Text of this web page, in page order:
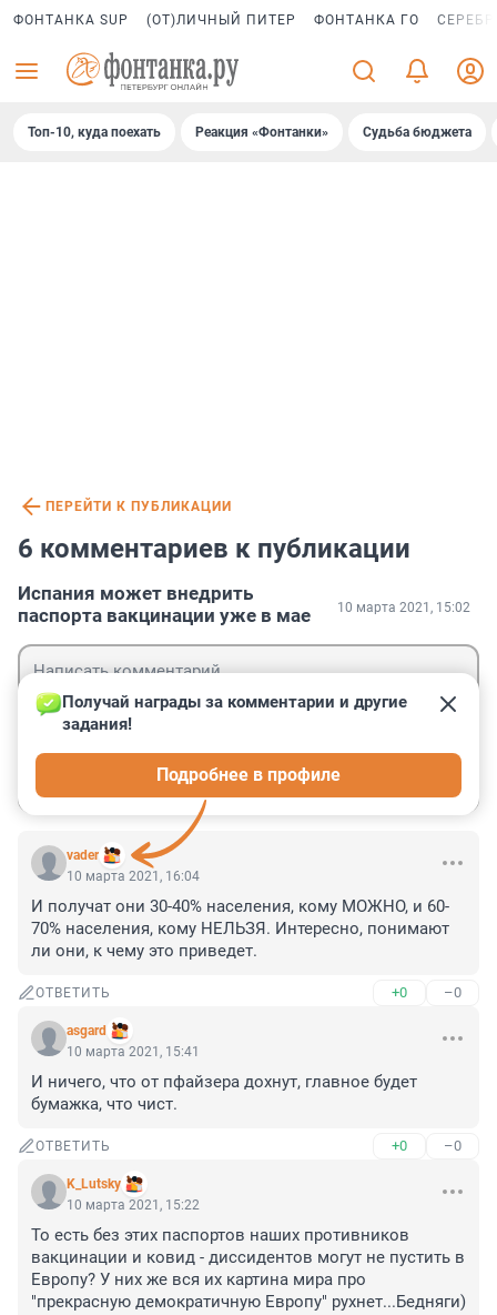
ФОНТАНКА SUP (ОТ)ЛИЧНЫЙ ПИТЕР ФОНТАНКА ГО
Топ-10, куда поехать Реакция «Фонтанки» Судьба бюджета
ПЕРЕЙТИ К ПУБЛИКАЦИИ
6 комментариев к публикации
Испания может внедрить
паспорта вакцинации уже в мае
10 марта 2021, 15:02
vader
Получай награды за комментарии и другие
задания!
Подробнее в профиле
10 марта 2021, 16:04
И получат они 30-40% населения, кому МОЖНО, и 60-
70% населения, кому НЕЛЬЗЯ. Интересно, понимают
ли они, к чему это приведет.
ОТВЕТИТЬ +0 –0
asgard
10 марта 2021, 15:41
И ничего, что от пфайзера дохнут, главное будет
бумажка, что чист.
ОТВЕТИТЬ +0 –0
K_Lutsky
10 марта 2021, 15:22
То есть без этих паспортов наших противников
вакцинации и ковид - диссидентов могут не пустить в
Европу? У них же вся их картина мира про
"прекрасную демократичную Европу" рухнет...Бедняги)